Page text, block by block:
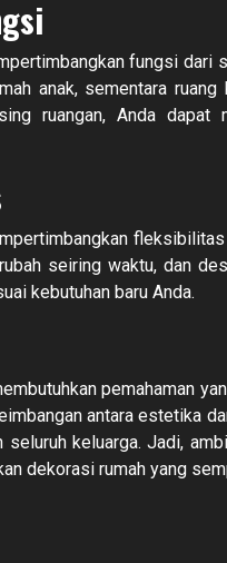
fungsi dari
anak, sementara
ruangan, Anda
seiring waktu, dan
kebutuhan baru Anda.
pemahaman
antara estetika
keluarga. Jadi,
dekorasi rumah yang